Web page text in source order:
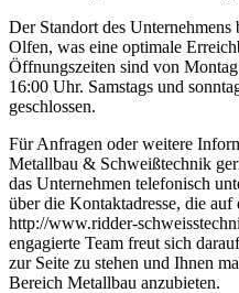
Der Standort des
Olfen, was eine optimale
Öffnungszeiten sind von
16:00 Uhr. Samstags und
geschlossen.
Für Anfragen oder weitere
Metallbau & Schweißtechnik
das Unternehmen telefonisch
über die Kontaktadresse, die auf
http://www.ridder-
engagierte Team freut sich
zur Seite zu stehen und Ihnen
Bereich Metallbau anzubieten.